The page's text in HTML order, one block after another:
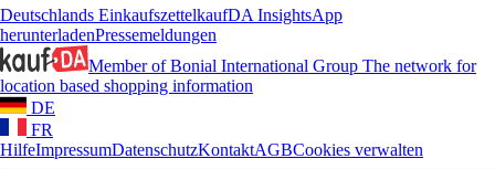
Deutschlands EinkaufszettelkaufDA InsightsApp
herunterladenPressemeldungen
Member of Bonial International Group The network for
location based shopping information
DE
FR
HilfeImpressumDatenschutzKontaktAGBCookies verwalten